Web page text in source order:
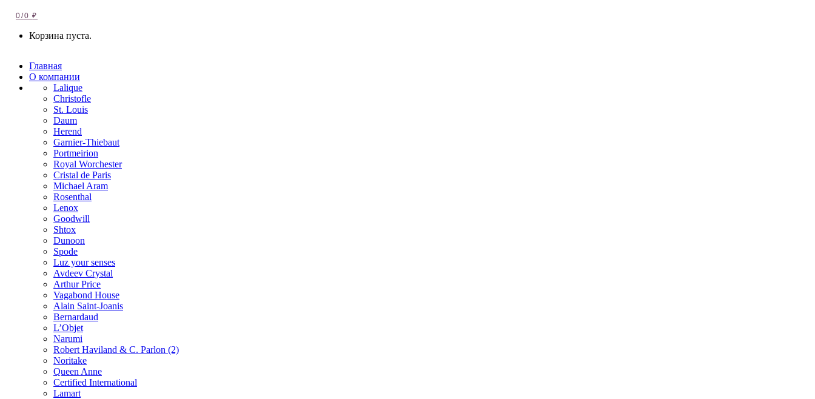
0/0₽
Корзина пуста.
Главная
О компании
Lalique
Christofle
St. Louis
Daum
Herend
Garnier-Thiebaut
Portmeirion
Royal Worchester
Cristal de Paris
Michael Aram
Rosenthal
Lenox
Goodwill
Shtox
Dunoon
Spode
Luz your senses
Avdeev Crystal
Arthur Price
Vagabond House
Alain Saint-Joanis
Bernardaud
L’Objet
Narumi
Robert Haviland & C. Parlon (2)
Noritakе
Queen Anne
Certified International
Lamart